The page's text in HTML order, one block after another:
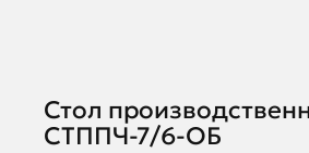
Стол
СТППЧ-7/6-ОБ